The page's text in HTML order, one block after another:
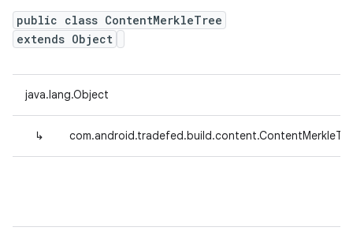
public class ContentMerkleTree
extends Object
java.lang.Object
↳